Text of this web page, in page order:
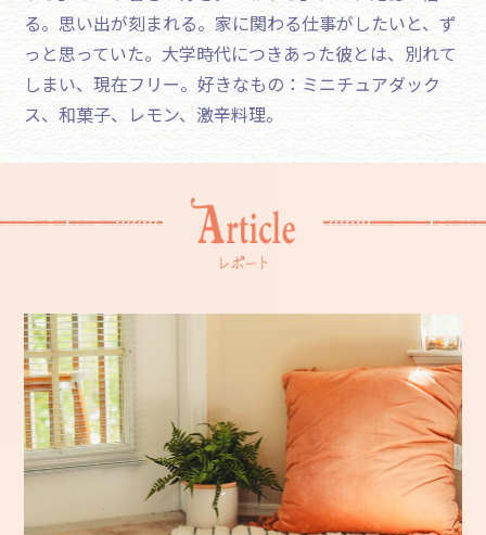
る。思い出が刻まれる。家に関わる仕事がしたいと、ず
っと思っていた。大学時代につきあった彼とは、別れて
しまい、現在フリー。好きなもの：ミニチュアダック
ス、和菓子、レモン、激辛料理。